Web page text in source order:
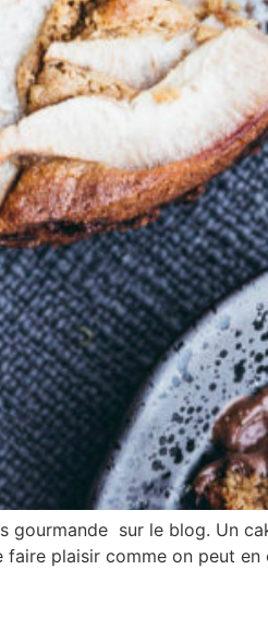
gourmande sur le blog. Un
faire plaisir comme on peut